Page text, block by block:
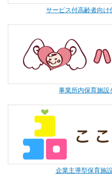
サービス付高齢者向け
事業所内保育施設
企業主導型保育施